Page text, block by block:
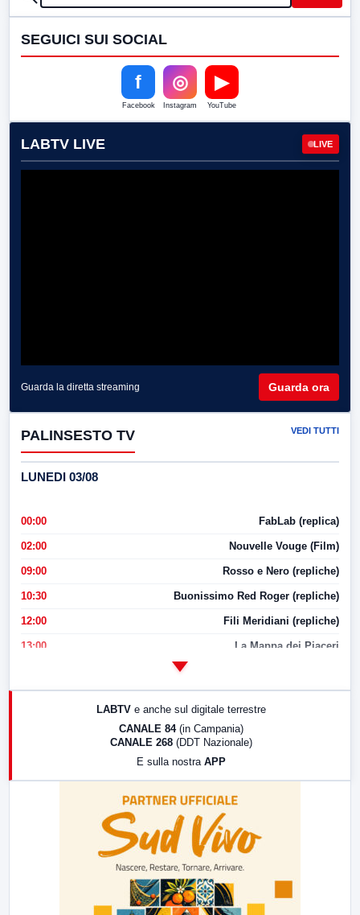
SEGUICI SUI SOCIAL
f
Facebook
◎
Instagram
▶
YouTube
LABTV LIVE LIVE
Guarda la diretta streaming Guarda ora
PALINSESTO TV VEDI TUTTI
LUNEDI 03/08
00:00 FabLab (replica)
02:00 Nouvelle Vouge (Film)
09:00 Rosso e Nero (repliche)
10:30 Buonissimo Red Roger (repliche)
12:00 Fili Meridiani (repliche)
13:00 La Mappa dei Piaceri
LABTV e anche sul digitale terrestre
CANALE 84 (in Campania)
CANALE 268 (DDT Nazionale)
E sulla nostra APP